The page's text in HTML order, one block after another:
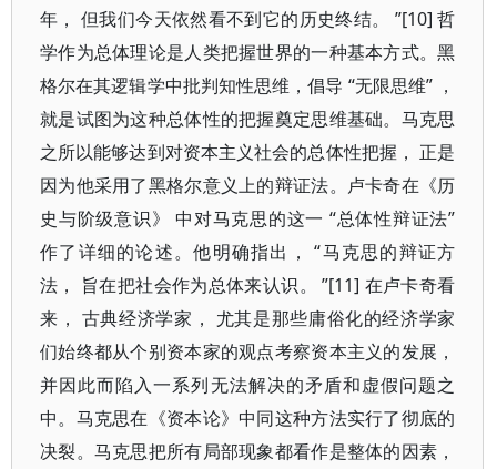
年， 但我们今天依然看不到它的历史终结。 ”[10] 哲
学作为总体理论是人类把握世界的一种基本方式。黑
格尔在其逻辑学中批判知性思维，倡导 “无限思维” ，
就是试图为这种总体性的把握奠定思维基础。马克思
之所以能够达到对资本主义社会的总体性把握， 正是
因为他采用了黑格尔意义上的辩证法。卢卡奇在《历
史与阶级意识》 中对马克思的这一 “总体性辩证法”
作了详细的论述。他明确指出， “马克思的辩证方
法， 旨在把社会作为总体来认识。 ”[11] 在卢卡奇看
来， 古典经济学家， 尤其是那些庸俗化的经济学家
们始终都从个别资本家的观点考察资本主义的发展，
并因此而陷入一系列无法解决的矛盾和虚假问题之
中。马克思在《资本论》中同这种方法实行了彻底的
决裂。马克思把所有局部现象都看作是整体的因素，